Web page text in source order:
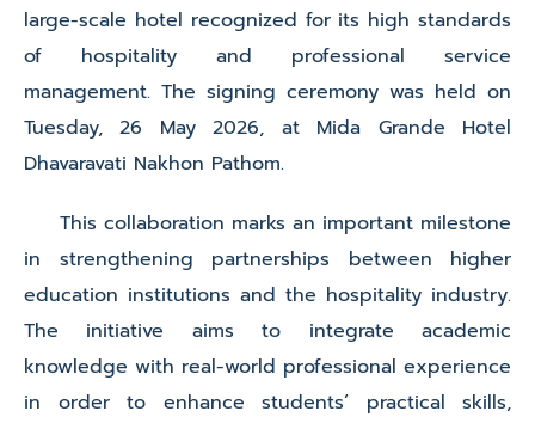
large-scale hotel recognized for its high standards
of hospitality and professional service
management. The signing ceremony was held on
Tuesday, 26 May 2026, at Mida Grande Hotel
Dhavaravati Nakhon Pathom.
This collaboration marks an important milestone
in strengthening partnerships between higher
education institutions and the hospitality industry.
The initiative aims to integrate academic
knowledge with real-world professional experience
in order to enhance students’ practical skills,